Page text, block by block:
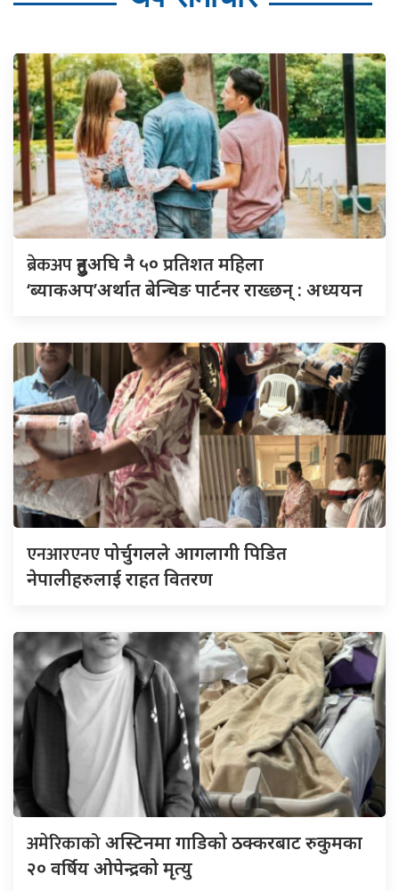
ब्रेकअपहुनुअघि नै ५० प्रतिशत महिला
‘ब्याकअप’अर्थात बेन्चिङ पार्टनर राख्छन् : अध्ययन
एनआरएनएपोर्चुगलले आगलागी पिडित
नेपालीहरुलाई राहत वितरण
अमेरिकाकोअस्टिनमा गाडिको ठक्करबाट रुकुमका
२० वर्षिय ओपेन्द्रको मृत्यु